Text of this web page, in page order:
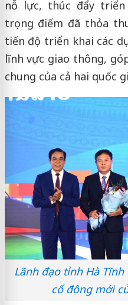
nỗ lực, thúc đẩy
trọng điểm đã thỏa
tiến độ triển khai các
lĩnh vực giao thông,
chung của cả hai quốc
Lãnh đạo tỉnh Hà
cổ đông mới